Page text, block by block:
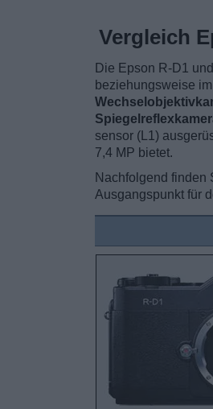
Vergleich
Die Epson R-D1
beziehungsweise
sensor (L1)
7,4 MP bietet.
Nachfolgend finden
Ausgangspunkt für